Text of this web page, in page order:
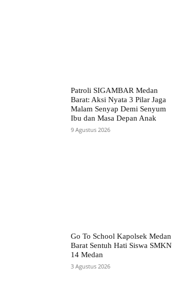
Patroli SIGAMBAR Medan
Barat: Aksi Nyata 3 Pilar Jaga
Malam Senyap Demi Senyum
Ibu dan Masa Depan Anak
9 Agustus 2026
Go To School Kapolsek Medan
Barat Sentuh Hati Siswa SMKN
14 Medan
3 Agustus 2026